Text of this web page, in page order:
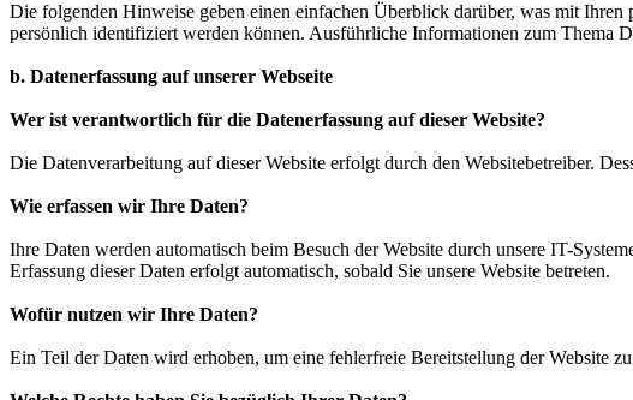
Die folgenden Hinweise geben einen einfachen Überblick darüber, was mit Ihren
persönlich identifiziert werden können. Ausführliche Informationen zum Thema
b. Datenerfassung auf unserer Webseite
Wer ist verantwortlich für die Datenerfassung auf dieser Website?
Die Datenverarbeitung auf dieser Website erfolgt durch den Websitebetreiber.
Wie erfassen wir Ihre Daten?
Ihre Daten werden automatisch beim Besuch der Website durch unsere IT-
Erfassung dieser Daten erfolgt automatisch, sobald Sie unsere Website betreten.
Wofür nutzen wir Ihre Daten?
Ein Teil der Daten wird erhoben, um eine fehlerfreie Bereitstellung der Website